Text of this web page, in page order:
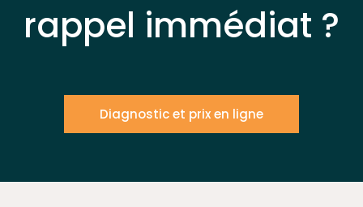
rappel immédiat ?
Diagnostic et prix en ligne